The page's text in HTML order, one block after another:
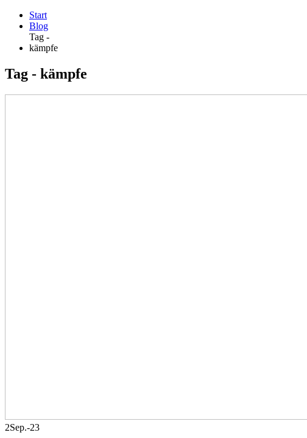
Start
Blog
Tag -
kämpfe
Tag - kämpfe
2Sep.-23